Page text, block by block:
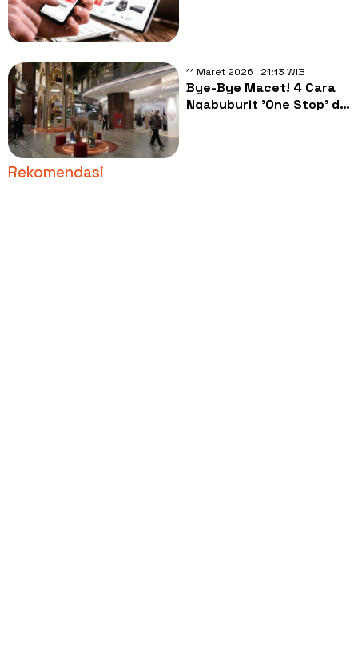
11 Maret 2026 | 21:13 WIB
Bye-Bye Macet! 4 Cara
Ngabuburit 'One Stop' di
Rekomendasi